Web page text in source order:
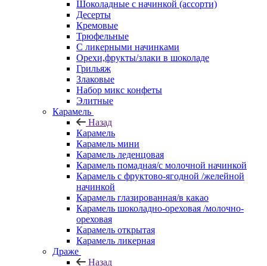
Шоколадные с начинкой (ассорти)
Десерты
Кремовые
Трюфельные
С ликерными начинками
Орехи,фрукты/злаки в шоколаде
Грильяж
Злаковые
Набор микс конфеты
Элитные
Карамель
Назад
Карамель
Карамель мини
Карамель леденцовая
Карамель помадная/с молочной начинкой
Карамель с фруктово-ягодной /желейной
начинкой
Карамель глазированная/в какао
Карамель шоколадно-ореховая /молочно-
ореховая
Карамель открытая
Карамель ликерная
Драже
Назад